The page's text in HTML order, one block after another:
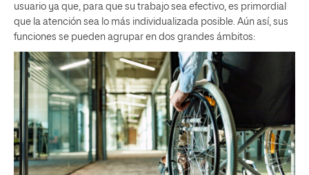
usuario ya que, para que su trabajo sea efectivo, es primordial
que la atención sea lo más individualizada posible. Aún así, sus
funciones se pueden agrupar en dos grandes ámbitos: